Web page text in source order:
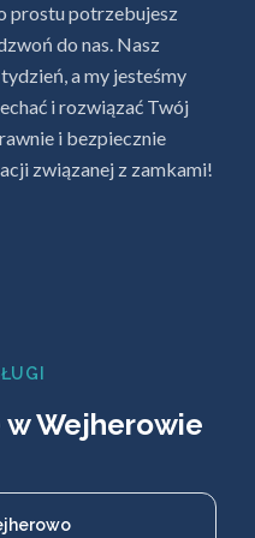
prostu potrzebujesz
do nas. Nasz
a my jesteśmy
i rozwiązać Twój
i bezpiecznie
związanej z zamkami!
w Wejherowie